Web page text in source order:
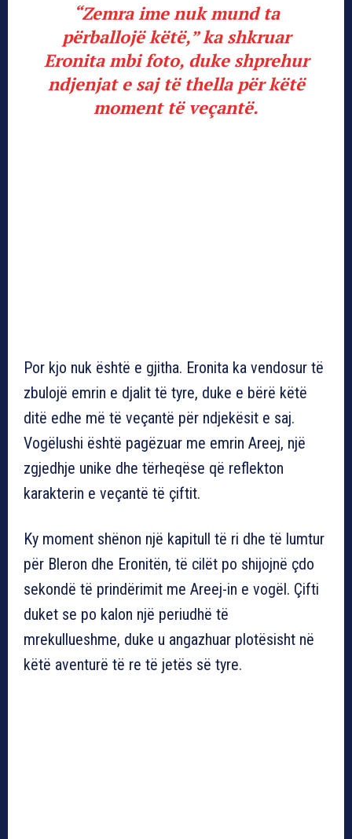
“Zemra ime nuk mund ta
përballojë këtë,”ka shkruar
Eronita mbi foto, duke shprehur
ndjenjat e saj të thella për këtë
moment të veçantë.
Por kjo nuk është e gjitha. Eronita ka vendosur të
zbulojë emrin e djalit të tyre, duke e bërë këtë
ditë edhe më të veçantë për ndjekësit e saj.
Vogëlushi është pagëzuar me emrin Areej, një
zgjedhje unike dhe tërheqëse që reflekton
karakterin e veçantë të çiftit.
Ky moment shënon një kapitull të ri dhe të lumtur
për Bleron dhe Eronitën, të cilët po shijojnë çdo
sekondë të prindërimit me Areej-in e vogël. Çifti
duket se po kalon një periudhë të
mrekullueshme, duke u angazhuar plotësisht në
këtë aventurë të re të jetës së tyre.